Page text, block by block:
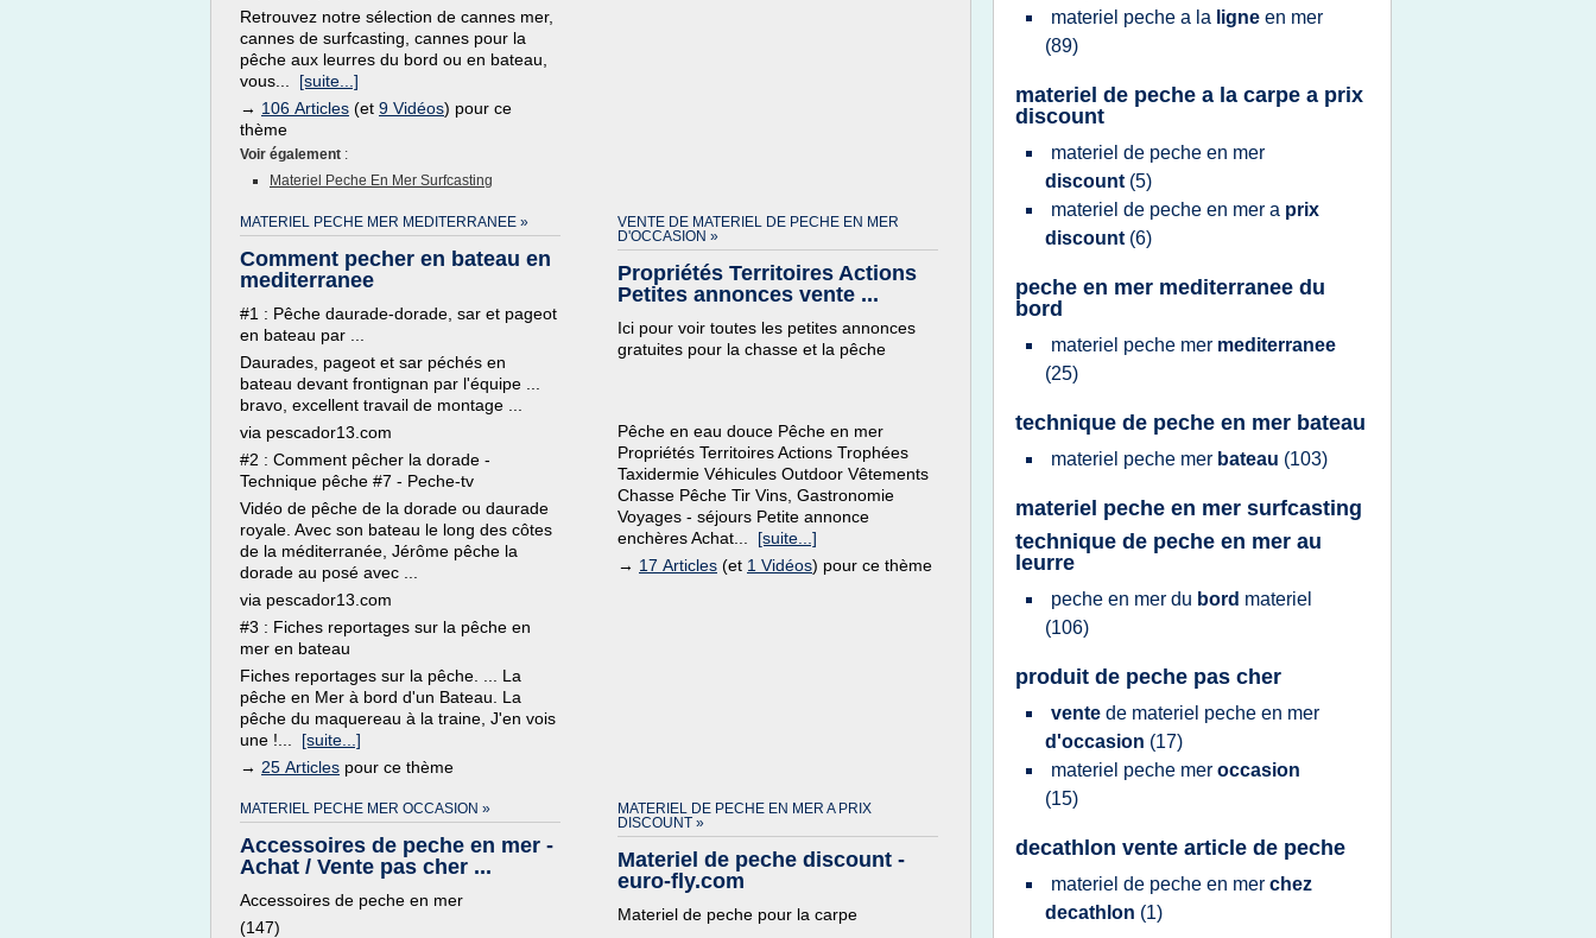
Retrouvez notre sélection de cannes mer,
cannes de surfcasting, cannes pour la
pêche aux leurres du bord ou en bateau,
vous... [suite...]
→ 106 Articles (et 9 Vidéos) pour ce
thème
Voir également :
Materiel Peche En Mer Surfcasting
MATERIEL PECHE MER MEDITERRANEE »
Comment pecher en bateau en
mediterranee
#1 : Pêche daurade-dorade, sar et pageot
en bateau par ...
Daurades, pageot et sar péchés en
bateau devant frontignan par l'équipe ...
bravo, excellent travail de montage ...
via pescador13.com
#2 : Comment pêcher la dorade -
Technique pêche #7 - Peche-tv
Vidéo de pêche de la dorade ou daurade
royale. Avec son bateau le long des côtes
de la méditerranée, Jérôme pêche la
dorade au posé avec ...
via pescador13.com
#3 : Fiches reportages sur la pêche en
mer en bateau
Fiches reportages sur la pêche. ... La
pêche en Mer à bord d'un Bateau. La
pêche du maquereau à la traine, J'en vois
une !... [suite...]
→ 25 Articles pour ce thème
VENTE DE MATERIEL DE PECHE EN MER
D'OCCASION »
Propriétés Territoires Actions
Petites annonces vente ...
Ici pour voir toutes les petites annonces
gratuites pour la chasse et la pêche
Pêche en eau douce Pêche en mer
Propriétés Territoires Actions Trophées
Taxidermie Véhicules Outdoor Vêtements
Chasse Pêche Tir Vins, Gastronomie
Voyages - séjours Petite annonce
enchères Achat... [suite...]
→ 17 Articles (et 1 Vidéos) pour ce thème
MATERIEL PECHE MER OCCASION »
Accessoires de peche en mer -
Achat / Vente pas cher ...
Accessoires de peche en mer
(147)
MATERIEL DE PECHE EN MER A PRIX
DISCOUNT »
Materiel de peche discount -
euro-fly.com
Materiel de peche pour la carpe
materiel peche a la ligne en mer
(89)
materiel de peche a la carpe a prix
discount
materiel de peche en mer
discount (5)
materiel de peche en mer a prix
discount (6)
peche en mer mediterranee du
bord
materiel peche mer mediterranee
(25)
technique de peche en mer bateau
materiel peche mer bateau (103)
materiel peche en mer surfcasting
technique de peche en mer au
leurre
peche en mer du bord materiel
(106)
produit de peche pas cher
vente de materiel peche en mer
d'occasion (17)
materiel peche mer occasion
(15)
decathlon vente article de peche
materiel de peche en mer chez
decathlon (1)